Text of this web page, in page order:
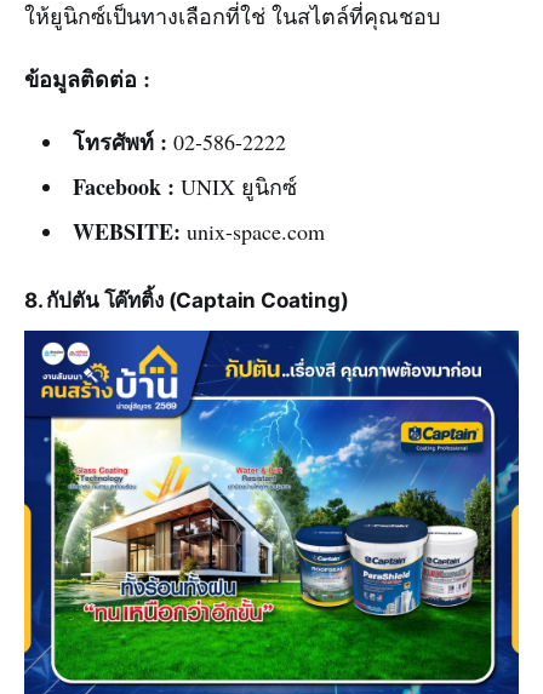
ให้ยูนิกซ์เป็นทางเลือกที่ใช่ ในสไตล์ที่คุณชอบ
ข้อมูลติดต่อ :
โทรศัพท์ : 02-586-2222
Facebook : UNIX ยูนิกซ์
WEBSITE: unix-space.com
8. กัปตัน โค๊ทติ้ง (Captain Coating)